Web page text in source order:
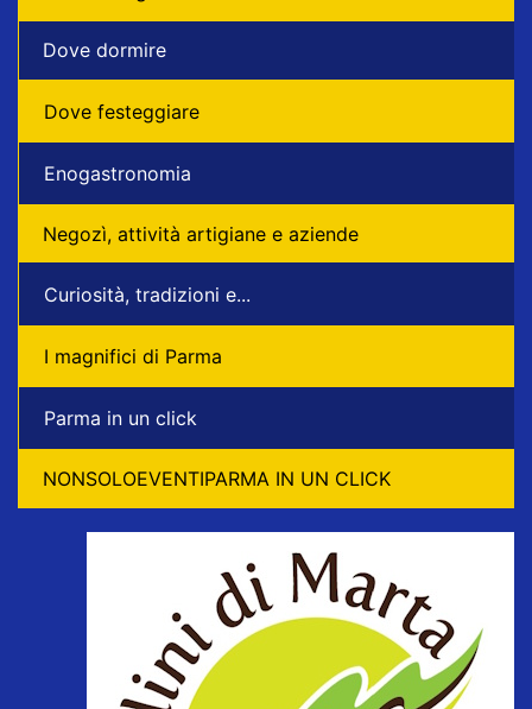
Dove dormire
Dove festeggiare
Enogastronomia
Negozì, attività artigiane e aziende
Curiosità, tradizioni e...
I magnifici di Parma
Parma in un click
NONSOLOEVENTIPARMA IN UN CLICK